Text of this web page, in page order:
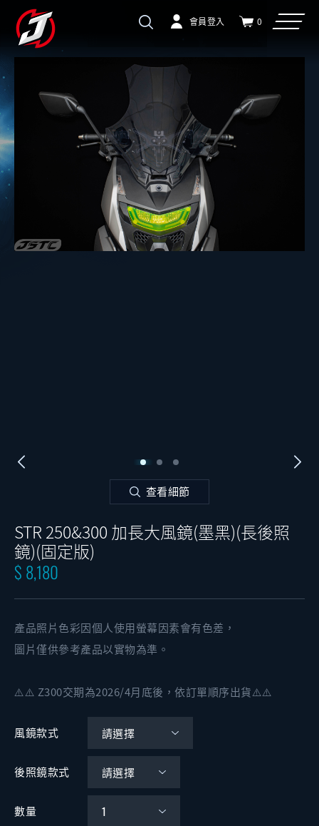
會員登入 0
查看細節
STR 250&300 加長大風鏡(墨黑)(長後照
鏡)(固定版)
$ 8,180
產品照片色彩因個人使用螢幕因素會有色差，
圖片僅供參考產品以實物為準。
⚠️⚠️ Z300交期為2026/4月底後，依訂單順序出貨⚠️⚠️
風鏡款式
後照鏡款式
數量